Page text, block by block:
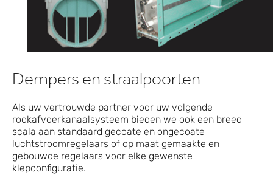
Dempers en straalpoorten
Als uw vertrouwde partner voor uw volgende
rookafvoerkanaalsysteem bieden we ook een breed
scala aan standaard gecoate en ongecoate
luchtstroomregelaars of op maat gemaakte en
gebouwde regelaars voor elke gewenste
klepconfiguratie.